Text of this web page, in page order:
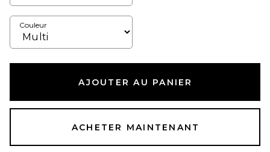
Couleur
AJOUTER AU PANIER
ACHETER MAINTENANT